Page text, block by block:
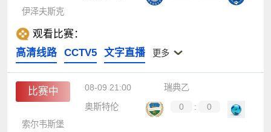
伊泽夫斯克
观看比赛：
高清线路
CCTV5 文字直播 更多
比赛中 08-09 21:00
瑞典乙
奥斯特伦
0 :
0
索尔韦斯堡